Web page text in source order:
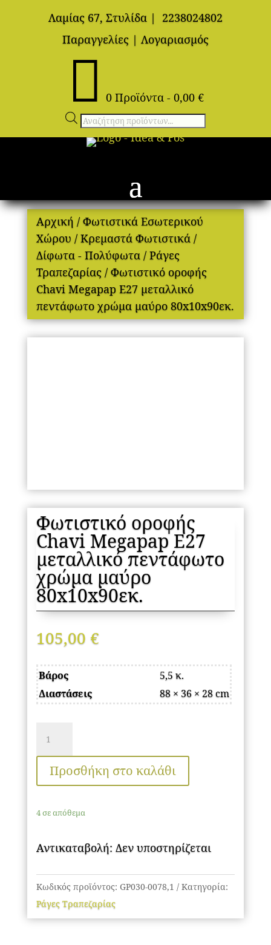
Λαμίας 67, Στυλίδα |
2238024802
Παραγγελίες | Λογαριασμός
 0 Προϊόντα - 0,00 €
Αναζήτηση
προϊόντων
Αρχική / Φωτιστικά Εσωτερικού
Χώρου / Κρεμαστά Φωτιστικά/
Δίφωτα - Πολύφωτα/ Ράγες
Τραπεζαρίας/ Φωτιστικό οροφής
Chavi Megapap E27 μεταλλικό
πεντάφωτο χρώμα μαύρο 80x10x90εκ.
Φωτιστικό οροφής
Chavi Megapap E27
μεταλλικό πεντάφωτο
χρώμα μαύρο
80x10x90εκ.
105,00 €
Βάρος
5,5 κ.
Διαστάσεις
88 × 36 × 28 cm
οροφής
Chavi
Megapap
μεταλλικό
χρώμα
80x10x90εκ.
ποσότητα
Προσθήκη στο καλάθι
4 σε απόθεμα
Αντικαταβολή: Δεν υποστηρίζεται
Κωδικός προϊόντος: GP030-0078,1
Κατηγορία:
Ράγες Τραπεζαρίας